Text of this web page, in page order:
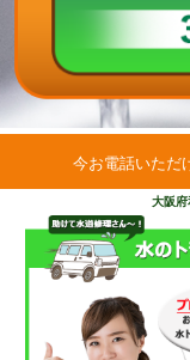
今お電話いただ
大阪府